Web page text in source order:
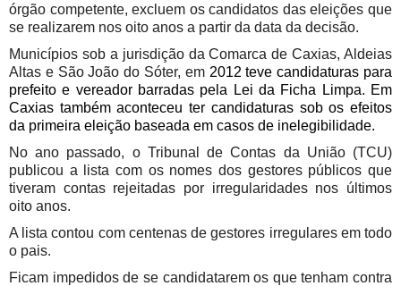
órgão competente, excluem os candidatos das eleições que
se realizarem nos oito anos a partir da data da decisão.
Municípios sob a jurisdição da Comarca de Caxias, Aldeias
Altas e São João do Sóter, em 2012 teve candidaturas para
prefeito e vereador barradas pela Lei da Ficha Limpa. Em
Caxias também aconteceu ter candidaturas sob os efeitos
da primeira eleição baseada em casos de inelegibilidade.
No ano passado, o Tribunal de Contas da União (TCU)
publicou a lista com os nomes dos gestores públicos que
tiveram contas rejeitadas por irregularidades nos últimos
oito anos.
A lista contou com centenas de gestores irregulares em todo
o pais.
Ficam impedidos de se candidatarem os que tenham contra